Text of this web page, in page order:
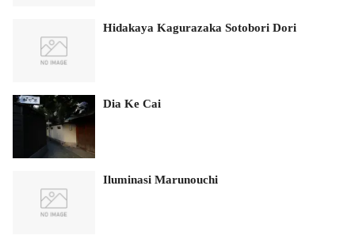
Hidakaya Kagurazaka Sotobori Dori
Dia Ke Cai
Iluminasi Marunouchi